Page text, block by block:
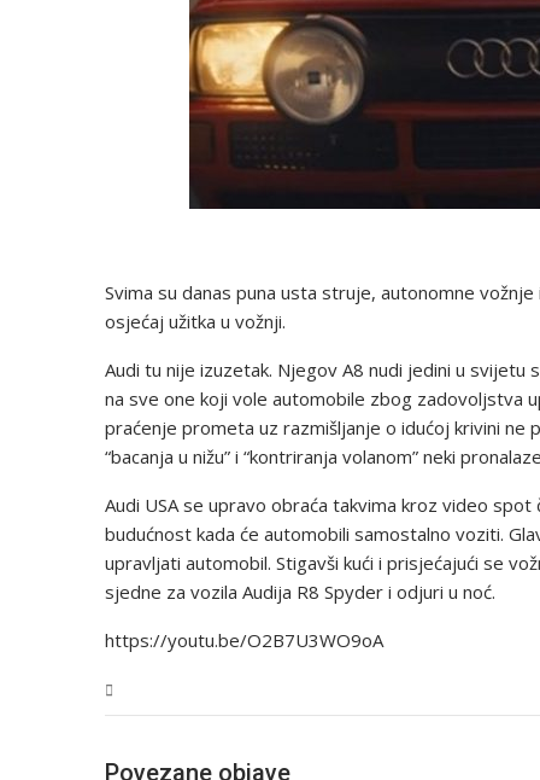
Svima su danas puna usta struje, autonomne
osjećaj užitka u vožnji.
Audi tu nije izuzetak. Njegov A8 nudi jedini u
na sve one koji vole automobile zbog zadovoljstva
praćenje prometa uz razmišljanje o idućoj krivini ne
“bacanja u nižu” i “kontriranja volanom” neki
Audi USA se upravo obraća takvima kroz video
budućnost kada će automobili samostalno voziti.
upravljati automobil. Stigavši kući i prisjećajući se
sjedne za vozila Audija R8 Spyder i odjuri u noć.
https://youtu.be/O2B7U3WO9oA
Povezane objave